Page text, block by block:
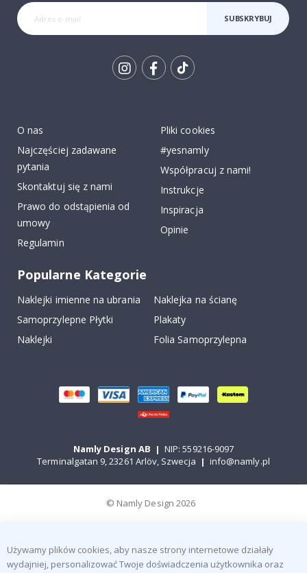
SUBSKRYBUJ
O nas
Najczęściej zadawane
pytania
Skontaktuj się z nami
Prawo do odstąpienia od
umowy
Regulamin
Pliki cookies
#yesnamly
Współpracuj z nami!
Instrukcje
Inspiracja
Opinie
Popularne Kategorie
Naklejki imienne na ubrania
Naklejka na ścianę
Samoprzylepne Płytki
Plakaty
Naklejki
Folia Samoprzylepna
Namly Design AB | NIP: 559216-9097
Terminalgatan 9, 23261 Arlöv, Szwecja | info@namly.pl
© Namly Design 2026
Używamy plików cookies, aby nasze strony internetowe działały
wydajniej, personalizować Twoje doświadczenia użytkownika oraz